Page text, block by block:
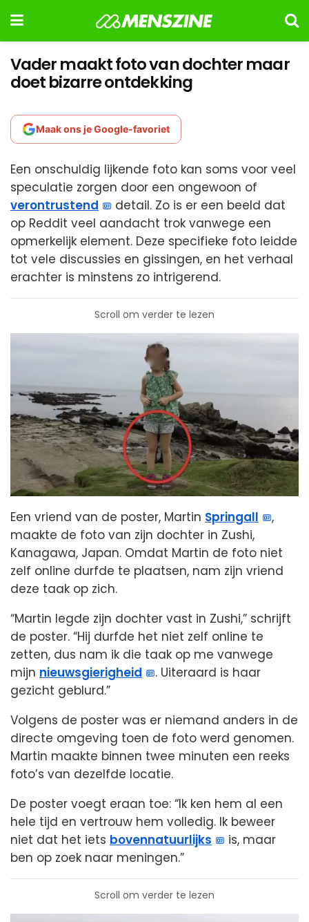
Vader maakt foto van dochter maar
doet bizarre ontdekking
Maak ons je Google-favoriet
Een onschuldig lijkende foto kan soms voor veel
speculatie zorgen door een ongewoon of
verontrustend
detail. Zo is er een beeld dat
op Reddit veel aandacht trok vanwege een
opmerkelijk element. Deze specifieke foto leidde
tot vele discussies en gissingen, en het verhaal
erachter is minstens zo intrigerend.
Scroll om verder te lezen
Een vriend van de poster, Martin Springall
,
maakte de foto van zijn dochter in Zushi,
Kanagawa, Japan. Omdat Martin de foto niet
zelf online durfde te plaatsen, nam zijn vriend
deze taak op zich.
“Martin legde zijn dochter vast in Zushi,” schrijft
de poster. “Hij durfde het niet zelf online te
zetten, dus nam ik die taak op me vanwege
mijn nieuwsgierigheid
. Uiteraard is haar
gezicht geblurd.”
Volgens de poster was er niemand anders in de
directe omgeving toen de foto werd genomen.
Martin maakte binnen twee minuten een reeks
foto’s van dezelfde locatie.
De poster voegt eraan toe: “Ik ken hem al een
hele tijd en vertrouw hem volledig. Ik beweer
niet dat het iets bovennatuurlijks
is, maar
ben op zoek naar meningen.”
Scroll om verder te lezen